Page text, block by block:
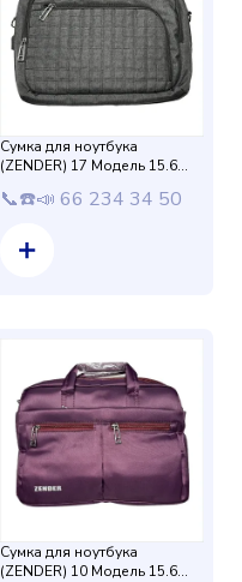
Сумка для ноутбука
(ZENDER) 17 Модель 15.6
Drap+USB
📞☎️📣 66 234 34 50
Сумка для ноутбука
(ZENDER) 10 Модель 15.6